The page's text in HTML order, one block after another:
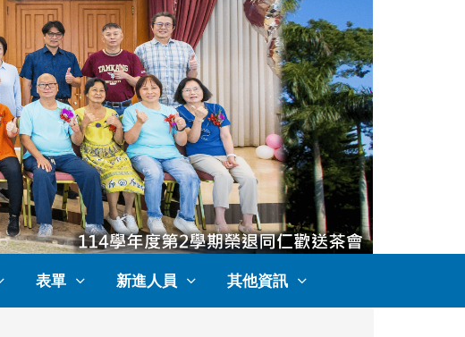
表單 新進人員 其他資訊